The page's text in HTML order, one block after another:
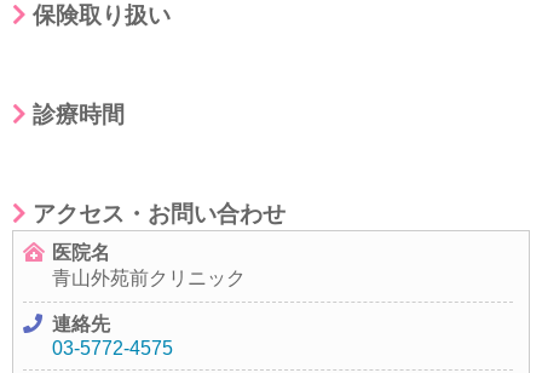
保険取り扱い
診療時間
アクセス・お問い合わせ
医院名
青山外苑前クリニック
連絡先
03-5772-4575